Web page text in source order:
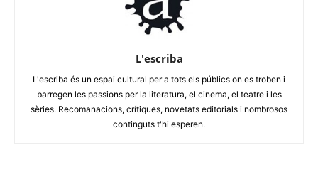
L'escriba
L'escriba és un espai cultural per a tots els públics on es troben i
barregen les passions per la literatura, el cinema, el teatre i les
sèries. Recomanacions, crítiques, novetats editorials i nombrosos
continguts t'hi esperen.